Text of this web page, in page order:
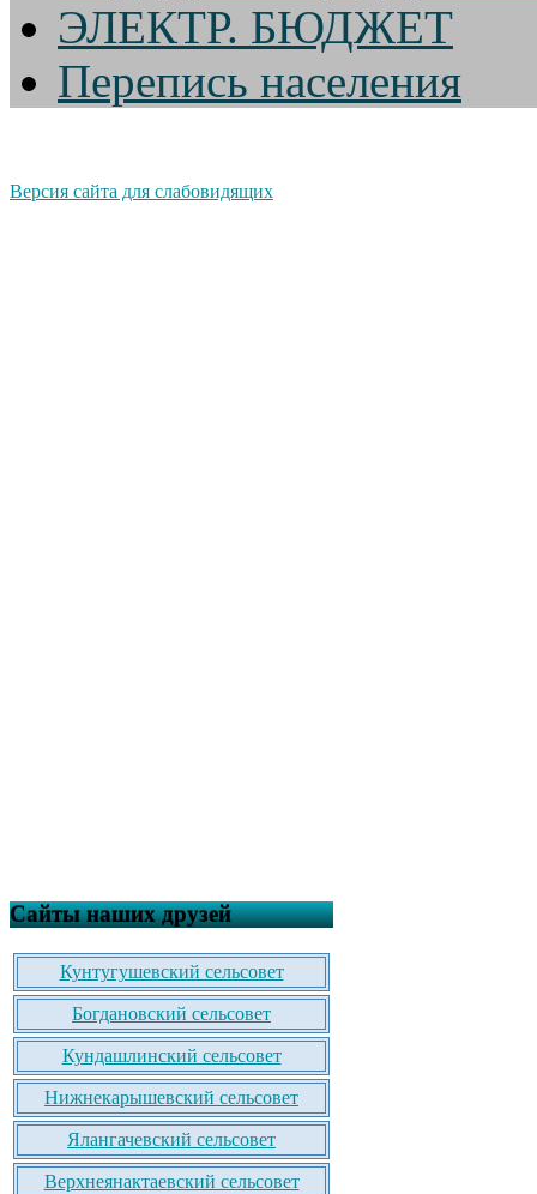
ЭЛЕКТР. БЮДЖЕТ
Перепись населения
Версия сайта для слабовидящих
Сайты наших друзей
Кунтугушевский сельсовет
Богдановский сельсовет
Кундашлинский сельсовет
Нижнекарышевский сельсовет
Ялангачевский сельсовет
Верхнеянактаевский сельсовет